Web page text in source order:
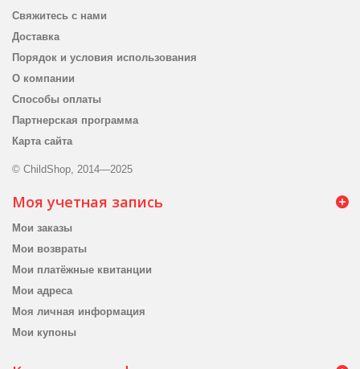
Свяжитесь с нами
Доставка
Порядок и условия использования
О компании
Способы оплаты
Партнерская программа
Карта сайта
© ChildShop, 2014—2025
Моя учетная запись
Мои заказы
Мои возвраты
Мои платёжные квитанции
Мои адреса
Моя личная информация
Мои купоны